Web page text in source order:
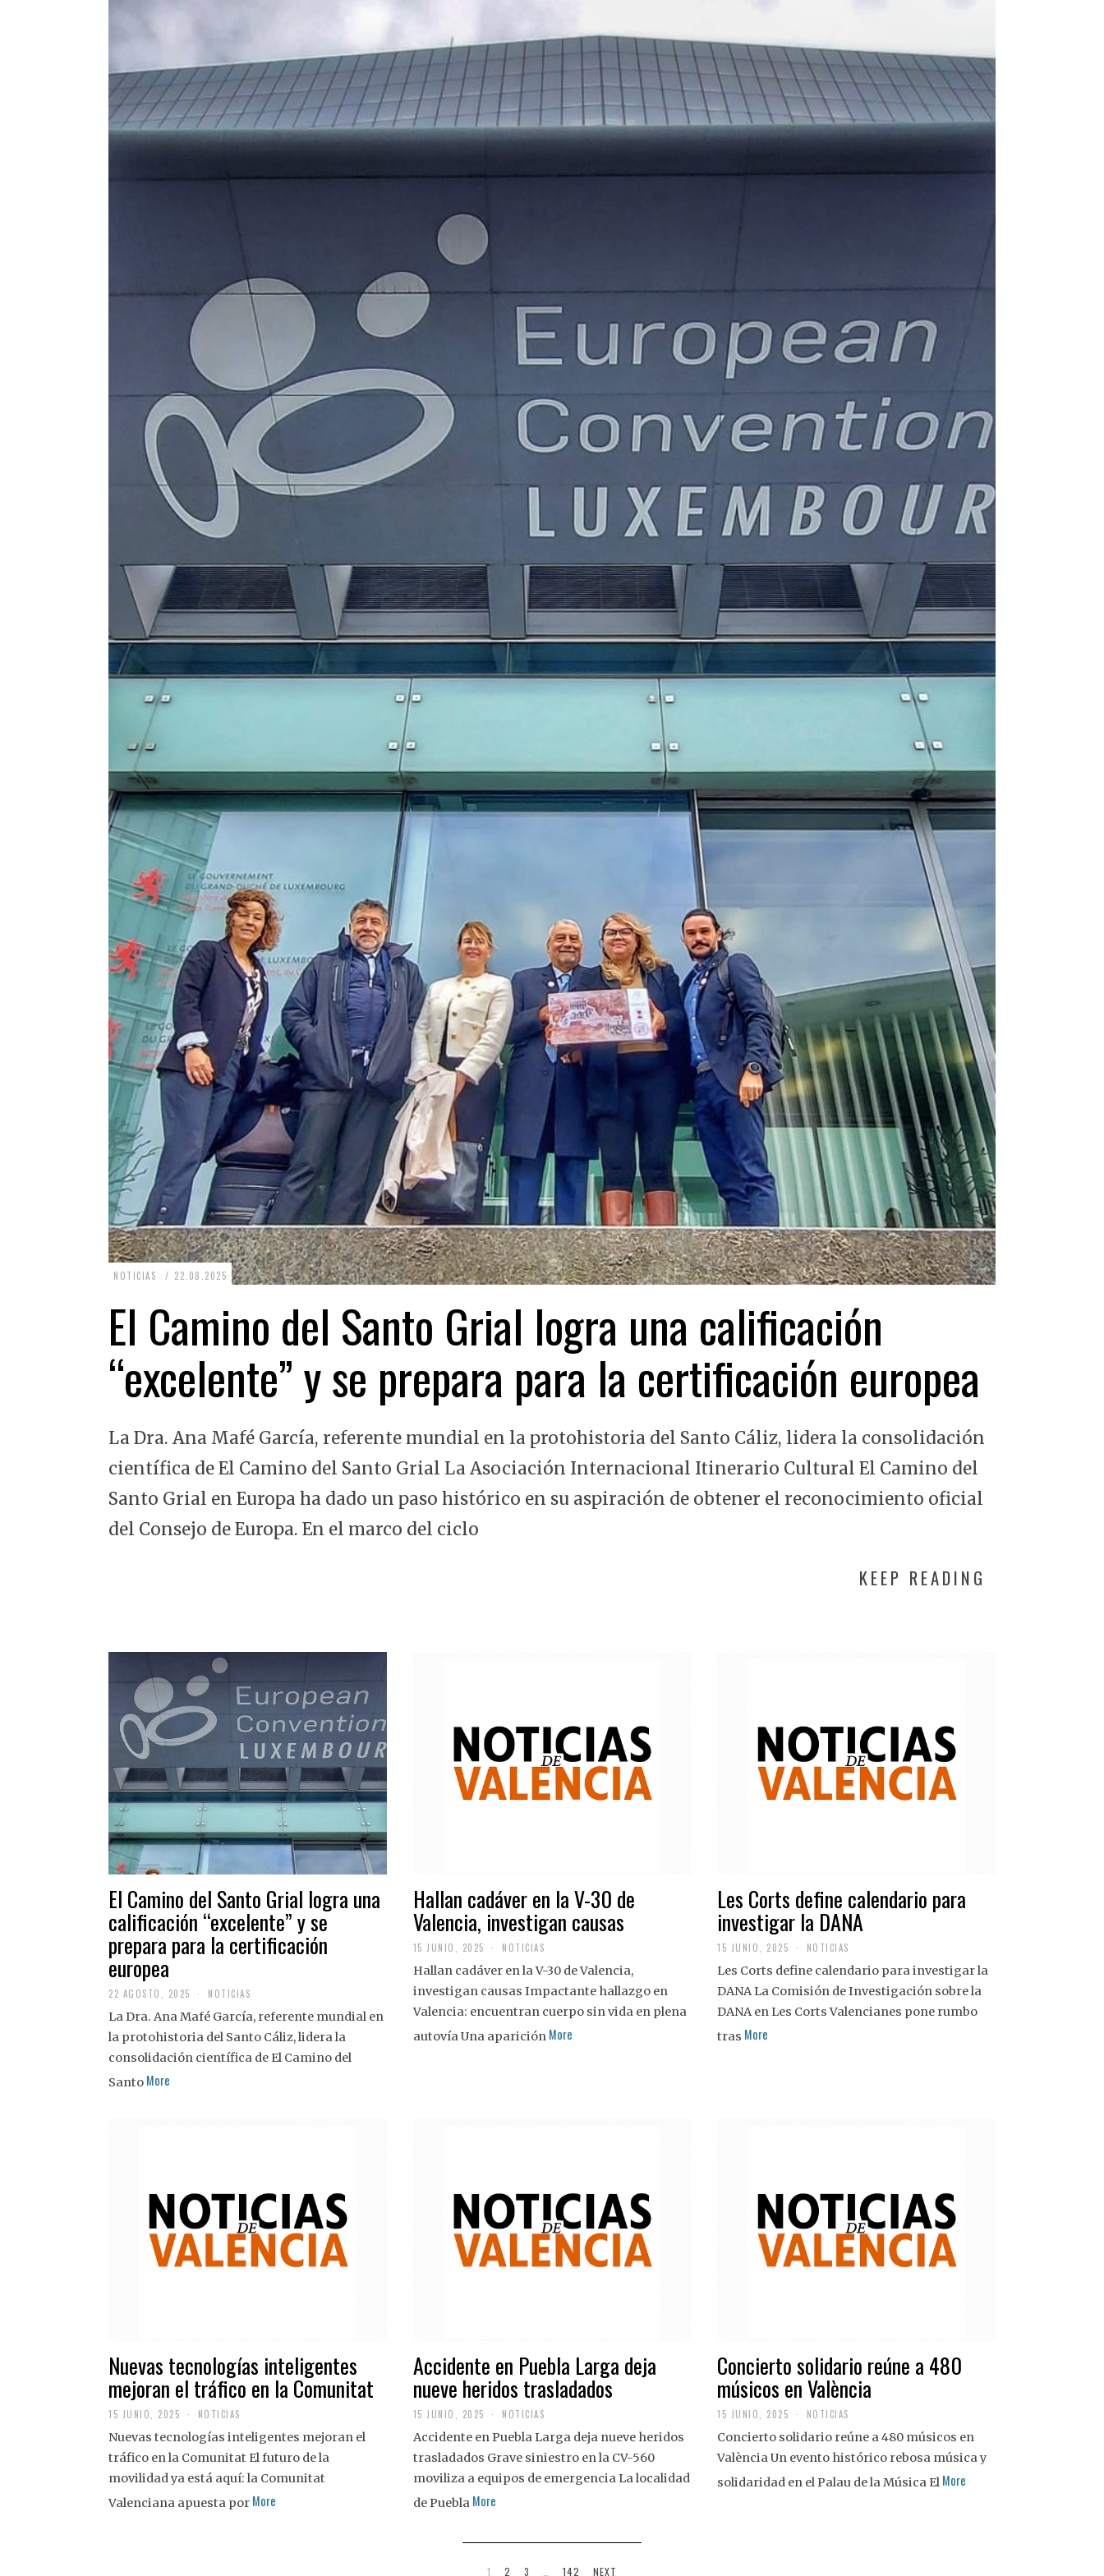
NOTICIAS 22.08.2025 2
.
0
0
2
El Camino del Santo Grial logra una calificación
“excelente” y se prepara para la certificación europea
La Dra. Ana Mafé García, referente mundial en la protohistoria del Santo Cáliz, lidera la consolidación
científica de El Camino del Santo Grial La Asociación Internacional Itinerario Cultural El Camino del
Santo Grial en Europa ha dado un paso histórico en su aspiración de obtener el reconocimiento oficial
del Consejo de Europa. En el marco del ciclo
KEEP READING
El Camino del Santo Grial logra una
calificación “excelente” y se
prepara para la certificación
europea
22 AGOSTO, 2025
A
G
O
S
NOTICIAS
La Dra. Ana Mafé García, referente mundial en
la protohistoria del Santo Cáliz, lidera la
consolidación científica de El Camino del
Santo More
Hallan cadáver en la V-30 de
Valencia, investigan causas
15 JUNIO, 2025 NOTICIAS
Hallan cadáver en la V-30 de Valencia,
investigan causas Impactante hallazgo en
Valencia: encuentran cuerpo sin vida en plena
autovía Una aparición More
Les Corts define calendario para
investigar la DANA
15 JUNIO, 2025 NOTICIAS
Les Corts define calendario para investigar la
DANA La Comisión de Investigación sobre la
DANA en Les Corts Valencianes pone rumbo
tras More
Nuevas tecnologías inteligentes
mejoran el tráfico en la Comunitat
15 JUNIO, 2025 NOTICIAS
Nuevas tecnologías inteligentes mejoran el
tráfico en la Comunitat El futuro de la
movilidad ya está aquí: la Comunitat
Valenciana apuesta por More
Accidente en Puebla Larga deja
nueve heridos trasladados
15 JUNIO, 2025 NOTICIAS
Accidente en Puebla Larga deja nueve heridos
trasladados Grave siniestro en la CV-560
moviliza a equipos de emergencia La localidad
de Puebla More
Concierto solidario reúne a 480
músicos en València
15 JUNIO, 2025 NOTICIAS
Concierto solidario reúne a 480 músicos en
València Un evento histórico rebosa música y
solidaridad en el Palau de la Música El More
1 2 3 … 142 NEXT